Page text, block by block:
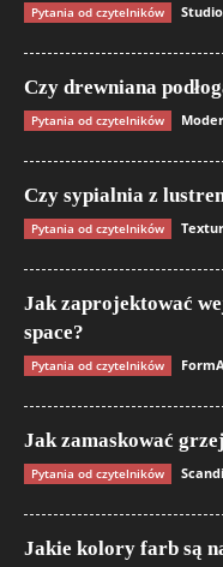
Pytania od czytelników
Czy drewniana
Pytania od czytelników
Czy sypialnia z
Pytania od czytelników
Jak zaprojektować
space?
Pytania od czytelników
Jak zamaskować
Pytania od czytelników
Jakie kolory farb są